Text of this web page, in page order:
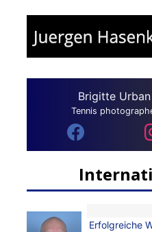
Brigitte Urban
Tennis
Erfolgreiche